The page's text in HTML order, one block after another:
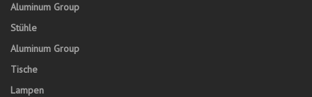
Aluminum Group
Stühle
Aluminum Group
Tische
Lampen